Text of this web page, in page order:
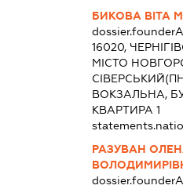
БИКОВА ВІТА
16020,
МІСТО
ВОКЗАЛЬНА,
КВАРТИРА 1
РАЗУВАН